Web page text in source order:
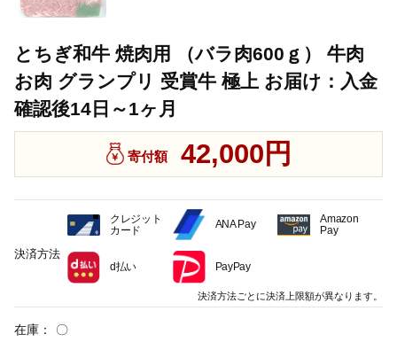
とちぎ和牛 焼肉用 （バラ肉600ｇ） 牛肉
お肉 グランプリ 受賞牛 極上 お届け：入金
確認後14日～1ヶ月
寄付額 42,000円
在庫： 〇
決済方法
クレジット
カード
ANA Pay
Amazon
Pay
d払い PayPay
決済方法ごとに決済上限額が異なります。